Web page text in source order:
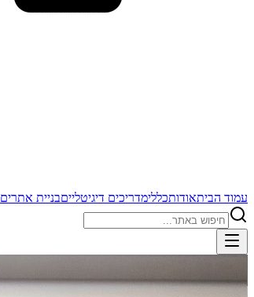
עמוד הביתאודותכללימדריכים דיגיטלייםבניית אתרים